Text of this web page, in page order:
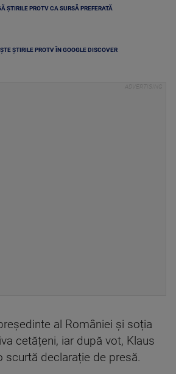
ȘTIRILE PROTV CA SURSĂ PREFERATĂ
ȘTIRILE PROTV ÎN GOOGLE DISCOVER
al României și soția
cetățeni, iar după vot, Klaus
scurtă declarație de presă.